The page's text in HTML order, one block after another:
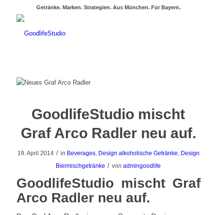
Getränke. Marken. Strategien. Aus München. Für Bayern.
GoodlifeStudio mischt
Graf Arco Radler neu auf.
19. April 2014 / in Beverages, Design alkoholische Getränke, Design
Biermischgetränke / vonadmingoodlife
GoodlifeStudio mischt Graf
Arco Radler neu auf.